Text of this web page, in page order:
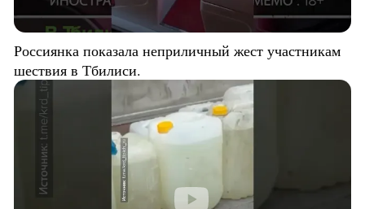
Россиянка показала неприличный жест участникам
шествия в Тбилиси.